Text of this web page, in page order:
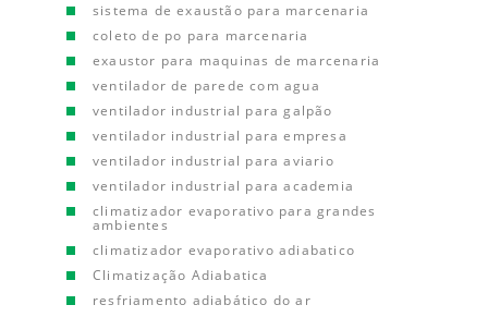
sistema de exaustão para marcenaria
coleto de po para marcenaria
exaustor para maquinas de marcenaria
ventilador de parede com agua
ventilador industrial para galpão
ventilador industrial para empresa
ventilador industrial para aviario
ventilador industrial para academia
climatizador evaporativo para grandes
ambientes
climatizador evaporativo adiabatico
Climatização Adiabatica
resfriamento adiabático do ar